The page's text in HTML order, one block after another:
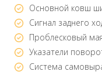
Основной ковш
Сигнал заднего
Проблесковый
Указатели
Система